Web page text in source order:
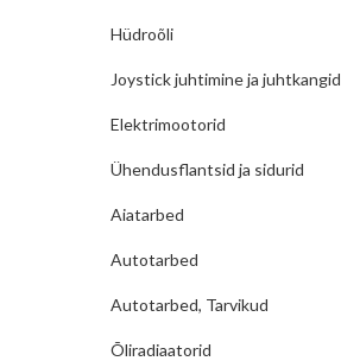
Hüdroõli
Joystick juhtimine ja juhtkangid
Elektrimootorid
Ühendusflantsid ja sidurid
Aiatarbed
Autotarbed
Autotarbed, Tarvikud
Õliradiaatorid